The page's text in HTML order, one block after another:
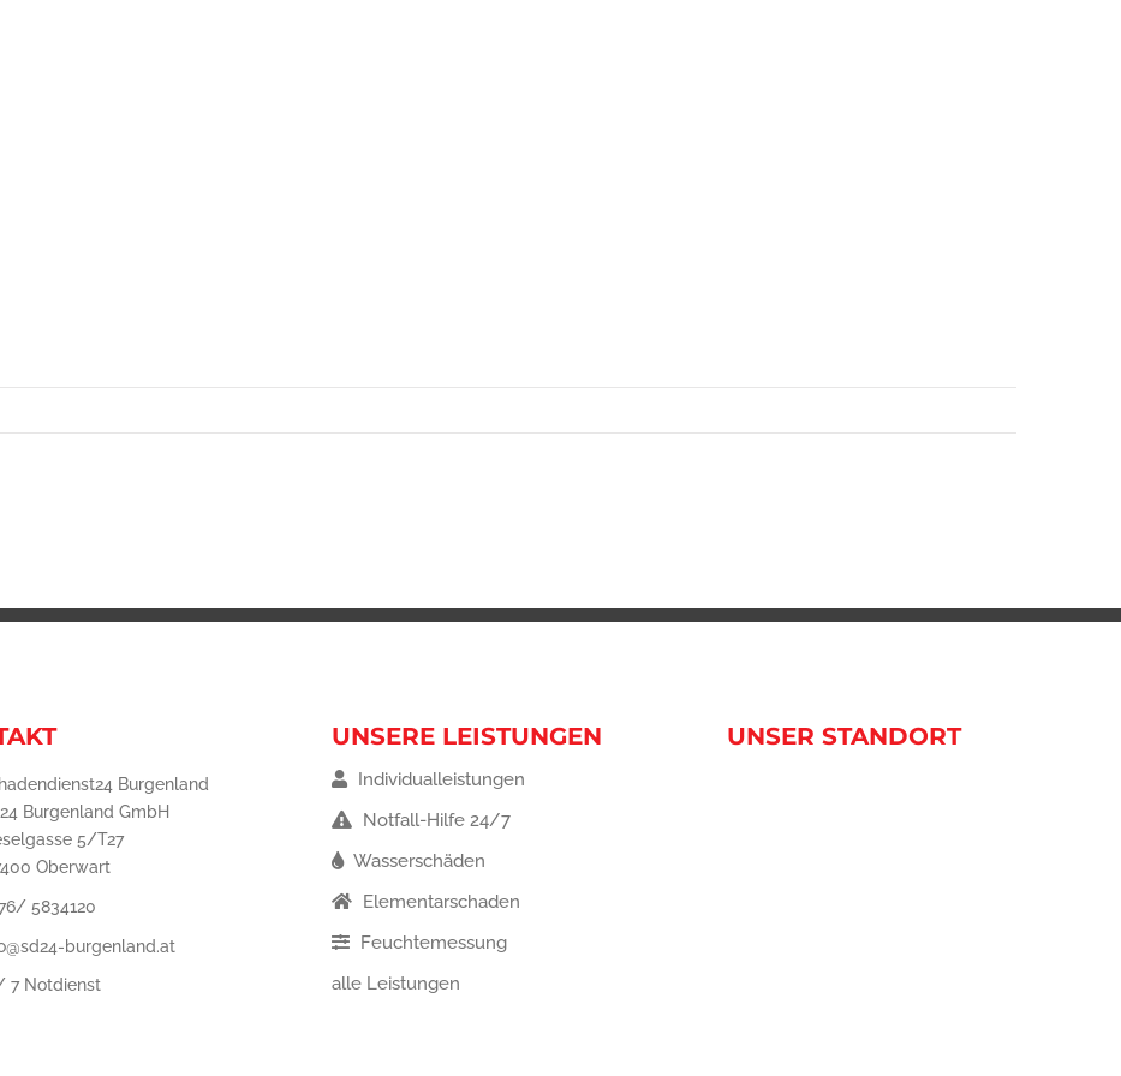
Burgenland
Burgenland GmbH
5/T27
Oberwart
5834120
burgenland.at
7 Notdienst
UNSERE LEISTUNGEN
Individualleistungen
Notfall-Hilfe 24/7
Wasserschäden
Elementarschaden
Feuchtemessung
alle Leistungen
UNSER STANDORT